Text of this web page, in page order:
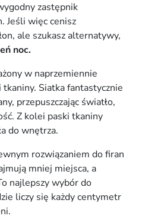
zastępnik
Jeśli więc cenisz
ale szukasz alternatywy,
noc.
w naprzemiennie
Siatka fantastycznie
przepuszczając światło,
Z kolei paski tkaniny
do wnętrza.
rozwiązaniem do firan
mniej miejsca, a
najlepszy wybór do
liczy się każdy centymetr